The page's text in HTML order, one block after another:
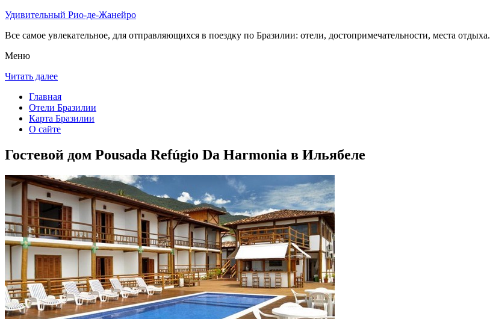
Удивительный Рио-де-Жанейро
Все самое увлекательное, для отправляющихся в поездку по Бразилии: отели, достопримечательности, места отдыха.
Меню
Читать далее
Главная
Отели Бразилии
Карта Бразилии
О сайте
Гостевой дом Pousada Refúgio Da Harmonia в Ильябеле